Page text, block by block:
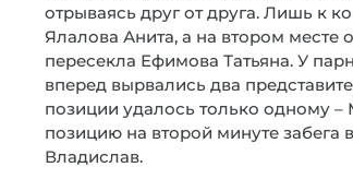
отрываясь друг от друга. Лишь к
Ялалова Анита, а на втором
пересекла Ефимова Татьяна. У
вперед вырвались два
позиции удалось только одному
позицию на второй минуте
Владислав.